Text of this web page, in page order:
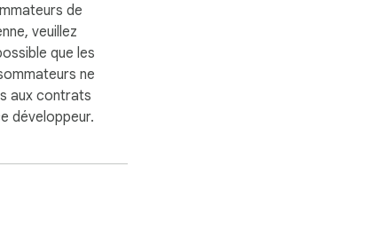
de
veuillez
que les
ne
aux contrats
développeur.